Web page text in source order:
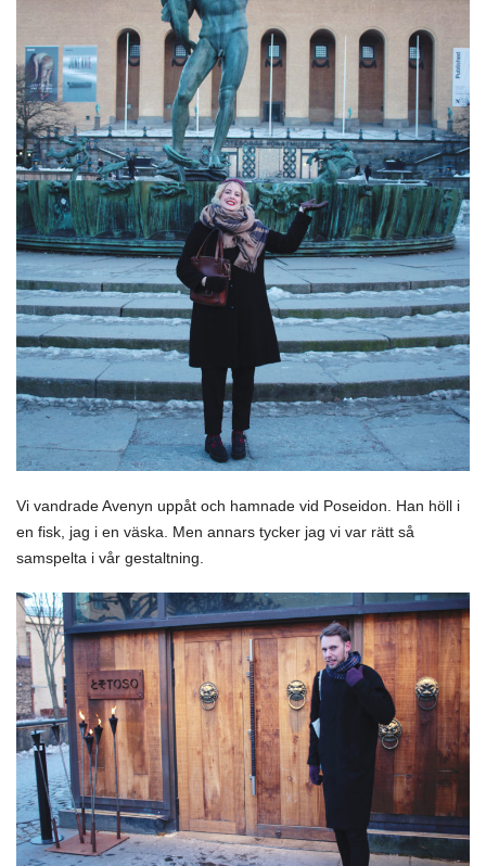
Vi vandrade Avenyn uppåt och hamnade vid Poseidon. Han höll i
en fisk, jag i en väska. Men annars tycker jag vi var rätt så
samspelta i vår gestaltning.